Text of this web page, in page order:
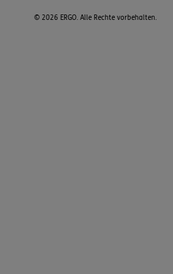
© 2026 ERGO. Alle Rechte vorbehalten.